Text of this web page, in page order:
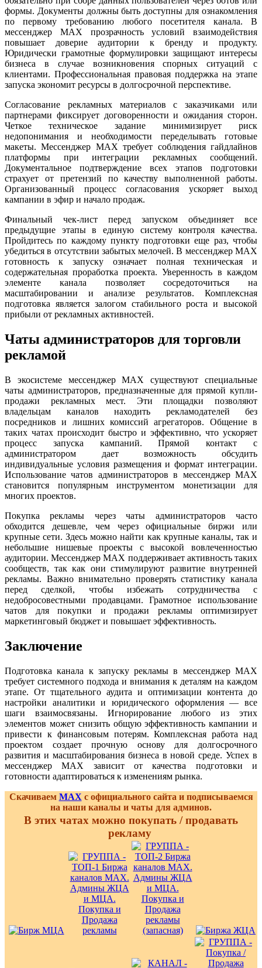
формы. Документы должны быть доступны для ознакомления
по первому требованию любого посетителя канала. В
мессенджер MAX прозрачность условий взаимодействия
повышает доверие аудитории к бренду и продукту.
Юридически грамотные формулировки защищают интересы
бизнеса в случае возникновения спорных ситуаций с
клиентами. Профессиональная правовая поддержка на этапе
запуска экономит ресурсы в долгосрочной перспективе.
Согласование рекламных материалов с заказчиками или
партнерами фиксирует договоренности и ожидания сторон.
Четкое техническое задание минимизирует риск
недопонимания и необходимости переделывать готовые
макеты. Мессенджер MAX требует соблюдения гайдлайнов
платформы при интеграции рекламных сообщений.
Документальное подтверждение всех этапов подготовки
страхует от претензий по качеству выполненной работы.
Организованный процесс согласования ускоряет выход
кампании в эфир и начало продаж.
Финальный чек-лист перед запуском объединяет все
предыдущие этапы в единую систему контроля качества.
Пройдитесь по каждому пункту подготовки еще раз, чтобы
убедиться в отсутствии забытых мелочей. В мессенджер MAX
готовность к запуску означает полная техническая и
содержательная проработка проекта. Уверенность в каждом
элементе канала позволяет сосредоточиться на
масштабировании и анализе результатов. Комплексная
подготовка является залогом стабильного роста и высокой
прибыли от рекламных активностей.
Чаты администраторов для торговли
рекламой
В экосистеме мессенджер MAX существуют специальные
чаты администраторов, предназначенные для прямой купли-
продажи рекламных мест. Эти площадки позволяют
владельцам каналов находить рекламодателей без
посредников и лишних комиссий агрегаторов. Общение в
таких чатах происходит быстро и эффективно, что ускоряет
процесс запуска кампаний. Прямой контакт с
администратором дает возможность обсудить
индивидуальные условия размещения и формат интеграции.
Использование чатов администраторов в мессенджер MAX
становится популярным инструментом монетизации для
многих проектов.
Покупка рекламы через чаты администраторов часто
обходится дешевле, чем через официальные биржи или
крупные сети. Здесь можно найти как крупные каналы, так и
небольшие нишевые проекты с высокой вовлеченностью
аудитории. Мессенджер MAX поддерживает активность таких
сообществ, так как они стимулируют развитие внутренней
рекламы. Важно внимательно проверять статистику канала
перед сделкой, чтобы избежать сотрудничества с
недобросовестными продавцами. Грамотное использование
чатов для покупки и продажи рекламы оптимизирует
маркетинговый бюджет и повышает эффективность.
Заключение
Подготовка канала к запуску рекламы в мессенджер MAX
требует системного подхода и внимания к деталям на каждом
этапе. От тщательного аудита и оптимизации контента до
настройки аналитики и юридического оформления — все
шаги взаимосвязаны. Игнорирование любого из этих
элементов может снизить общую эффективность кампании и
привести к финансовым потерям. Комплексная работа над
проектом создает прочную основу для долгосрочного
развития и масштабирования бизнеса в новой среде. Успех в
мессенджер MAX зависит от качества подготовки и
готовности адаптироваться к изменениям рынка.
Скачиваем MAX с официального сайта и подписываемся
на наши каналы и чаты для админов.
В этих чатах можно покупать / продавать
рекламу